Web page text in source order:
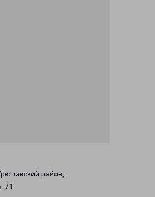
район,
71